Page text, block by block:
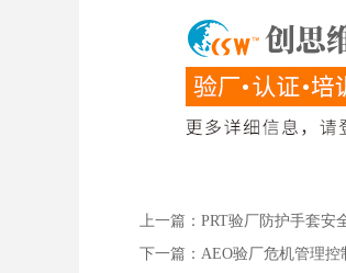
上一篇：PRT验厂防护手套安
下一篇：AEO验厂危机管理控